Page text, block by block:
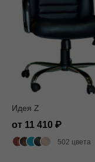
Идея Z
от 11 410
502 цвета